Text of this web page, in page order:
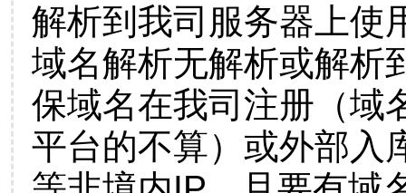
解析到我司服务器上使
域名解析无解析或解析
保域名在我司注册（域
平台的不算）或外部入